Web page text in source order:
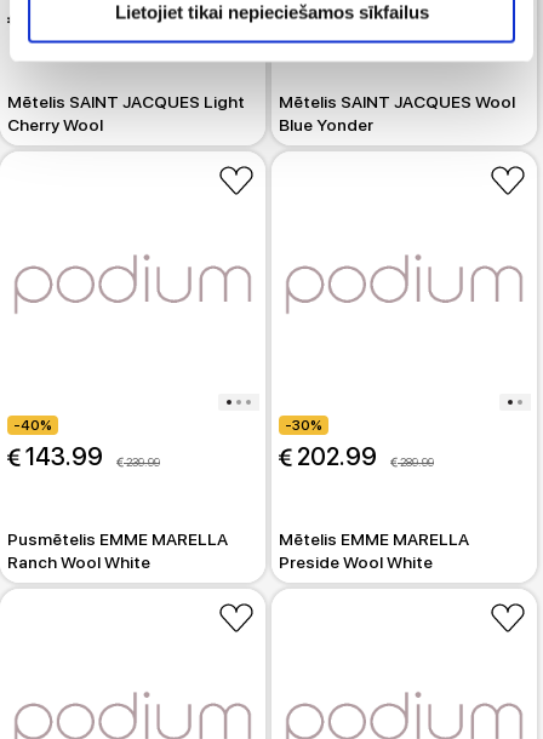
Lietojiet tikai nepieciešamos sīkfailus
319.99
Mētelis SAINT JACQUES Light
Cherry Wool
159.00
Mētelis SAINT JACQUES Wool
Blue Yonder
-40%
143.99 239.99
Pusmētelis EMME MARELLA
Ranch Wool White
-30%
202.99 289.99
Mētelis EMME MARELLA
Preside Wool White